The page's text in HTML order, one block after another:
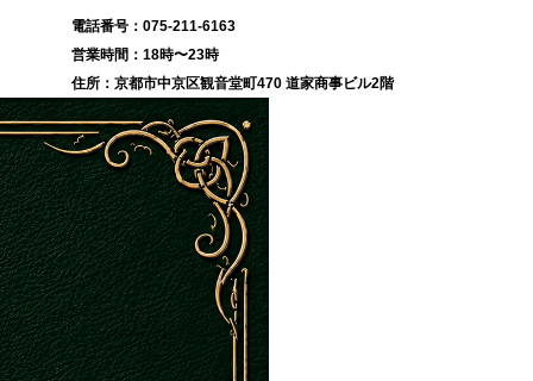
075-211-6163
18時〜23時
京都市中京区観音堂町470 道家商事ビル2階